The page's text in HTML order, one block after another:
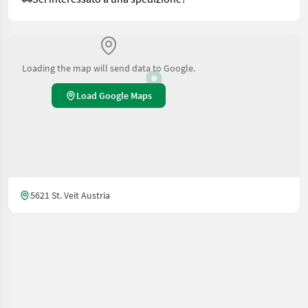
Loading the map will send data to Google.
Load Google Maps
5621 St. Veit Austria